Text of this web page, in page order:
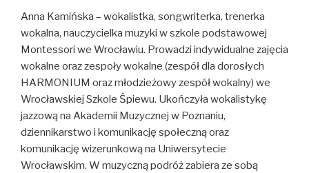
Anna Kamińska – wokalistka, songwriterka, trenerka
wokalna, nauczycielka muzyki w szkole podstawowej
Montessori we Wrocławiu. Prowadzi indywidualne zajęcia
wokalne oraz zespoły wokalne (zespół dla dorosłych
HARMONIUM oraz młodzieżowy zespół wokalny) we
Wrocławskiej Szkole Śpiewu. Ukończyła wokalistykę
jazzową na Akademii Muzycznej w Poznaniu,
dziennikarstwo i komunikację społeczną oraz
komunikację wizerunkową na Uniwersytecie
Wrocławskim. W muzyczną podróż zabiera ze sobą